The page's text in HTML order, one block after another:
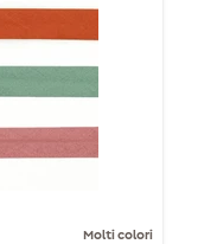
Molti colori